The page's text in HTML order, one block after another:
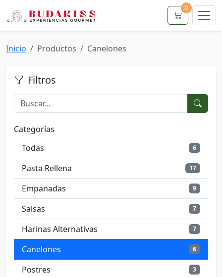
0
Inicio Productos Canelones
Filtros
Categorías
Todas
6
Pasta Rellena 17
Empanadas 9
Salsas 7
Harinas Alternativas 7
Canelones 6
Postres 3